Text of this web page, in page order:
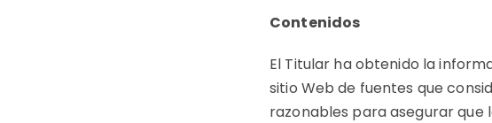
Contenidos
El Titular ha obtenido la
sitio Web de fuentes que
razonables para asegurar